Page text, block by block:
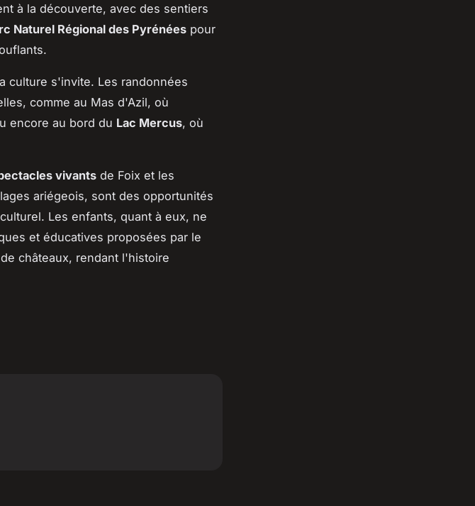
à la découverte, avec des sentiers
Naturel Régional des Pyrénées pour
culture s'invite. Les randonnées
comme au Mas d'Azil, où
encore au bord du Lac Mercus, où
vivants de Foix et les
ariégeois, sont des opportunités
Les enfants, quant à eux, ne
et éducatives proposées par le
châteaux, rendant l'histoire